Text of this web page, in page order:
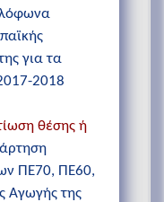
για τα
2018
θέσης ή
ΠΕ70, ΠΕ60,
Αγωγής της